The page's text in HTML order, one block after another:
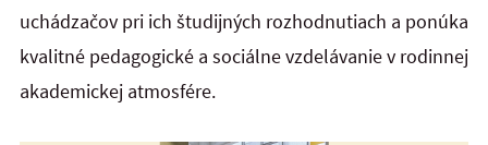
uchádzačov pri ich študijných rozhodnutiach a ponúka
kvalitné pedagogické a sociálne vzdelávanie v rodinnej
akademickej atmosfére.